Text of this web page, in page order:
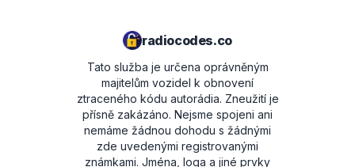
radiocodes.co
Tato služba je určena oprávněným
majitelům vozidel k obnovení
ztraceného kódu autorádia. Zneužití je
přísně zakázáno. Nejsme spojeni ani
nemáme žádnou dohodu s žádnými
zde uvedenými registrovanými
známkami. Jména, loga a jiné prvky